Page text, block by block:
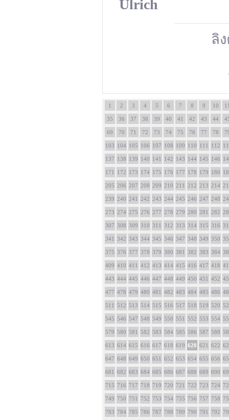
Ulrich
ลิ
1 2 3 4 5 6 7 8 9 10
35 36 37 38 39 40 41 42 43 44
69 70 71 72 73 74 75 76 77 78
103 104 105 106 107 108 109 110 111 112
137 138 139 140 141 142 143 144 145 146
171 172 173 174 175 176 177 178 179 180
205 206 207 208 209 210 211 212 213 214
239 240 241 242 243 244 245 246 247 248
273 274 275 276 277 278 279 280 281 282
307 308 309 310 311 312 313 314 315 316
341 342 343 344 345 346 347 348 349 350
375 376 377 378 379 380 381 382 383 384
409 410 411 412 413 414 415 416 417 418
443 444 445 446 447 448 449 450 451 452
477 478 479 480 481 482 483 484 485 486
511 512 513 514 515 516 517 518 519 520
545 546 547 548 549 550 551 552 553 554
579 580 581 582 583 584 585 586 587 588
613 614 615 616 617 618 619 620 621 622
647 648 649 650 651 652 653 654 655 656
681 682 683 684 685 686 687 688 689 690
715 716 717 718 719 720 721 722 723 724
749 750 751 752 753 754 755 756 757 758
783 784 785 786 787 788 789 790 791 792